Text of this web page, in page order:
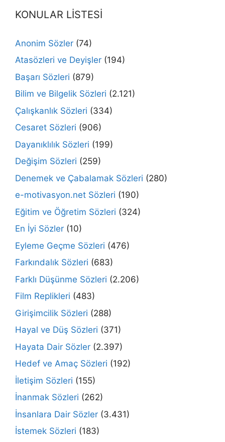
KONULAR LİSTESİ
Anonim Sözler (74)
Atasözleri ve Deyişler (194)
Başarı Sözleri (879)
Bilim ve Bilgelik Sözleri (2.121)
Çalışkanlık Sözleri (334)
Cesaret Sözleri (906)
Dayanıklılık Sözleri (199)
Değişim Sözleri (259)
Denemek ve Çabalamak Sözleri (280)
e-motivasyon.net Sözleri (190)
Eğitim ve Öğretim Sözleri (324)
En İyi Sözler (10)
Eyleme Geçme Sözleri (476)
Farkındalık Sözleri (683)
Farklı Düşünme Sözleri (2.206)
Film Replikleri (483)
Girişimcilik Sözleri (288)
Hayal ve Düş Sözleri (371)
Hayata Dair Sözler (2.397)
Hedef ve Amaç Sözleri (192)
İletişim Sözleri (155)
İnanmak Sözleri (262)
İnsanlara Dair Sözler (3.431)
İstemek Sözleri (183)